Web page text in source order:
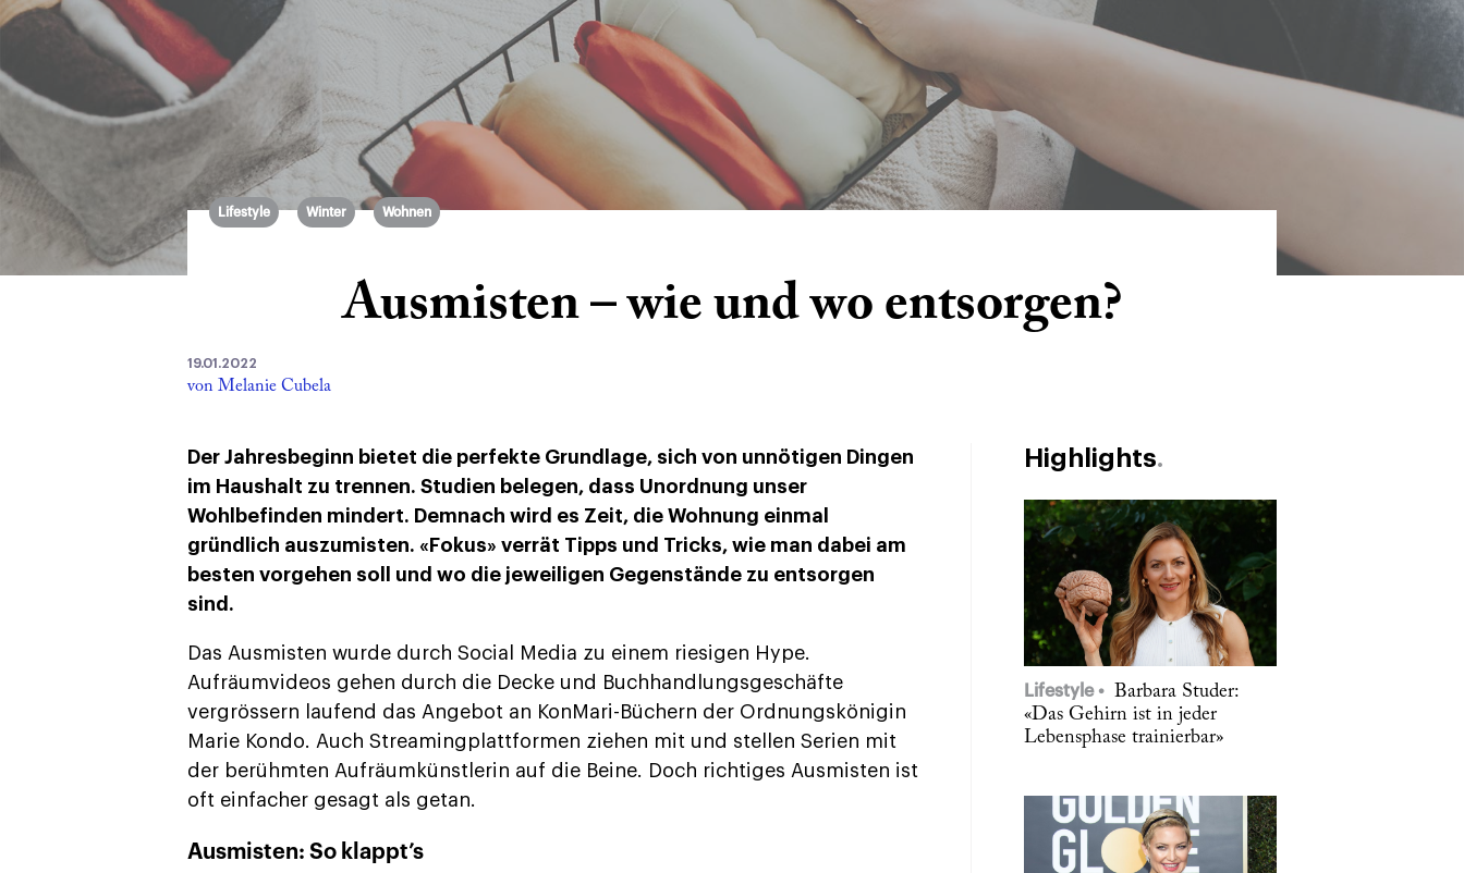
Lifestyle Winter Wohnen
Ausmisten – wie und wo entsorgen?
19.01.2022
von Melanie Cubela
Der Jahresbeginn bietet die perfekte Grundlage, sich von unnötigen Dingen
im Haushalt zu trennen. Studien belegen, dass Unordnung unser
Wohlbefinden mindert. Demnach wird es Zeit, die Wohnung einmal
gründlich auszumisten. «Fokus» verrät Tipps und Tricks, wie man dabei am
besten vorgehen soll und wo die jeweiligen Gegenstände zu entsorgen
sind.
Das Ausmisten wurde durch Social Media zu einem riesigen Hype.
Aufräumvideos gehen durch die Decke und Buchhandlungsgeschäfte
vergrössern laufend das Angebot an KonMari-Büchern der Ordnungskönigin
Marie Kondo. Auch Streamingplattformen ziehen mit und stellen Serien mit
der berühmten Aufräumkünstlerin auf die Beine. Doch richtiges Ausmisten ist
oft einfacher gesagt als getan.
Ausmisten: So klappt’s
Highlights
Lifestyle
Barbara Studer:
«Das Gehirn ist in jeder
Lebensphase trainierbar»